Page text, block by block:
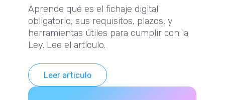
Aprende qué es el fichaje digital
obligatorio, sus requisitos, plazos, y
herramientas útiles para cumplir con la
Ley. Lee el artículo.
Leer articulo